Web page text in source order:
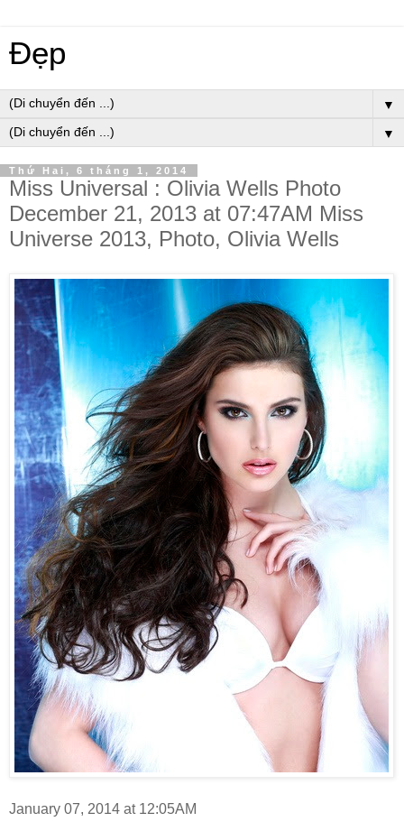
Đẹp
▼
▼
Thứ Hai, 6 tháng 1, 2014
Miss Universal : Olivia Wells Photo
December 21, 2013 at 07:47AM Miss
Universe 2013, Photo, Olivia Wells
January 07, 2014 at 12:05AM